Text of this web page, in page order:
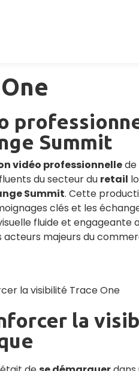
Summit
vidéo professionnellede
du secteur du retail
Summit. Cette
clés et les
fluide et engageante
majeurs du
la